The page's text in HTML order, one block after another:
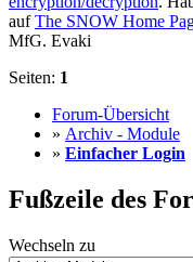
aufThe SNOW Home
MfG. Evaki
Seiten: 1
Forum-Übersicht
» Archiv - Module
» Einfacher Login
Fußzeile des
Wechseln zu